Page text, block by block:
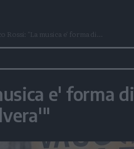
Rossi: "La musica e' forma di...
e' forma di